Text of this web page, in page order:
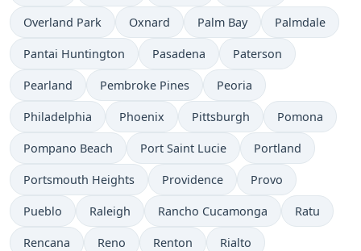
Overland Park Oxnard Palm Bay Palmdale
Pantai Huntington Pasadena Paterson
Pearland Pembroke Pines Peoria
Philadelphia Phoenix Pittsburgh Pomona
Pompano Beach Port Saint Lucie Portland
Portsmouth Heights Providence Provo
Pueblo Raleigh Rancho Cucamonga Ratu
Rencana Reno Renton Rialto